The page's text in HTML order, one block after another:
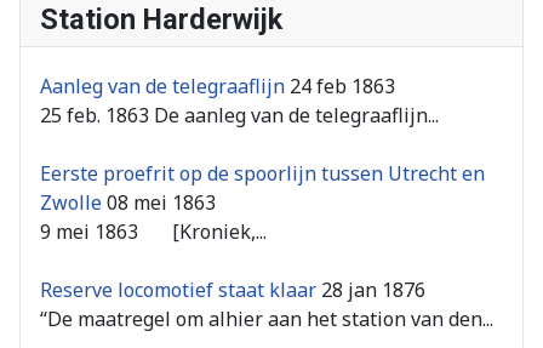
Station Harderwijk
Aanleg van de telegraaflijn 24 feb 1863
25 feb. 1863 De aanleg van de telegraaflijn...
Eerste proefrit op de spoorlijn tussen Utrecht en
Zwolle08 mei 1863
9 mei 1863 [Kroniek,...
Reserve locomotief staat klaar 28 jan 1876
“De maatregel om alhier aan het station van den...